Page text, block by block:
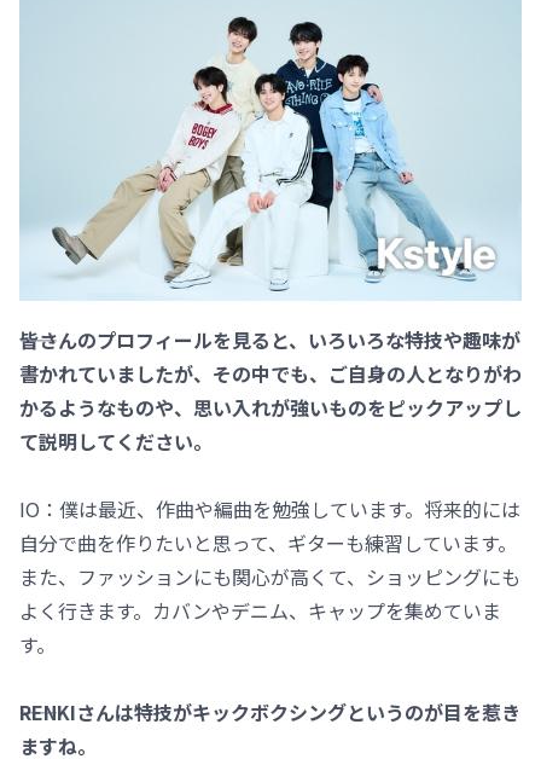
――皆さんのプロフィールを見ると、いろいろな特技や趣味が
書かれていましたが、その中でも、ご自身の人となりがわ
かるようなものや、思い入れが強いものをピックアップし
て説明してください。
IO：僕は最近、作曲や編曲を勉強しています。将来的には
自分で曲を作りたいと思って、ギターも練習しています。
また、ファッションにも関心が高くて、ショッピングにも
よく行きます。カバンやデニム、キャップを集めていま
す。
――RENKIさんは特技がキックボクシングというのが目を惹き
ますね。